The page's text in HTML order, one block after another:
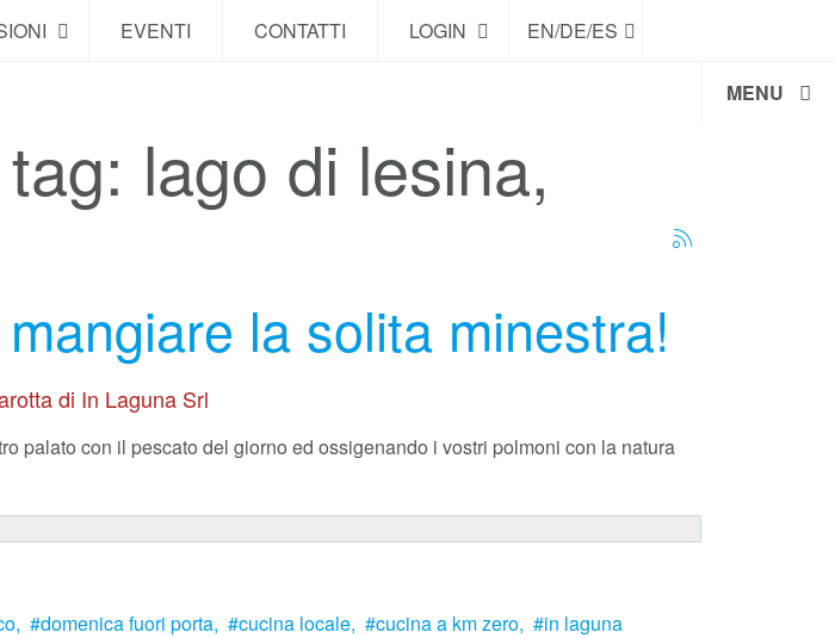
EVENTI CONTATTI LOGIN EN/DE/ES
MENU
lago di lesina,
la solita minestra!
di In Laguna Srl
palato con il pescato del giorno ed ossigenando i vostri polmoni con la natura
domenica fuori porta, cucina locale, cucina a km zero,
in laguna